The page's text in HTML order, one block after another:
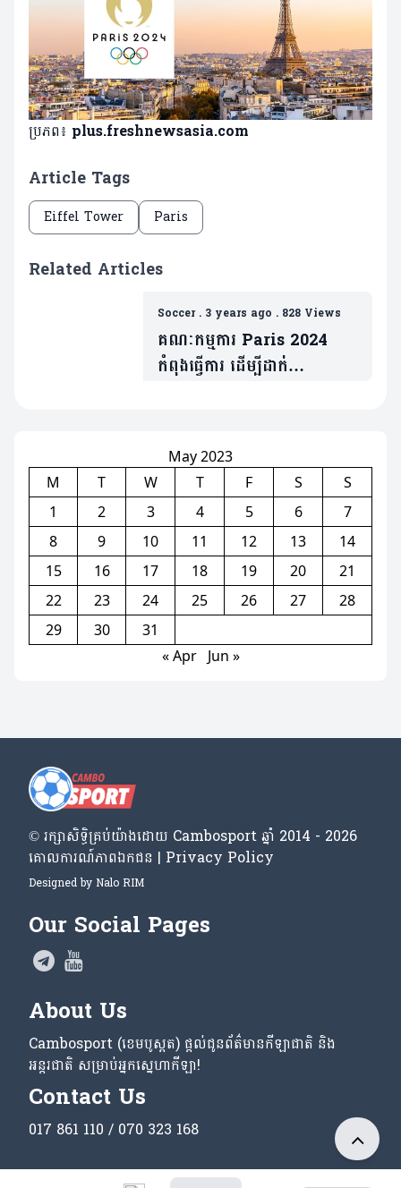
ប្រភព៖ plus.freshnewsasia.com
Article Tags
Eiffel Tower Paris
Related Articles
Soccer. 3 years ago . 828 Views
គណៈកម្មការ Paris 2024
កំពុងធ្វើការ ដើម្បីដាក់
May 2023
M
T W T F S
S
1
2 3 4 5 6
7
8
9 10 11 12 13
14
15
16 17 18 19 20
21
22
23 24 25 26 27
28
29
30
31
« Apr
Jun »
© រក្សា​សិទ្ធិ​គ្រប់​យ៉ាង​ដោយ​ Cambosport ឆ្នាំ 2014 - 2026
គោលការណ៍​ភាព​ឯកជន | Privacy Policy
Designed by Nalo RIM
Our Social Pages
About Us
Cambosport (ខេមបូស្ពត) ផ្តល់ជូនព័ត៌មានកីឡាជាតិ និង
អន្តរជាតិ សម្រាប់អ្នកស្នេហាកីឡា!
Contact Us
017 861 110 / 070 323 168